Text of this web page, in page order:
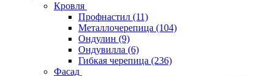
Кровля
Профнастил (11)
Металлочерепица (104)
Ондулин (9)
Ондувилла (6)
Гибкая черепица (236)
Фасад